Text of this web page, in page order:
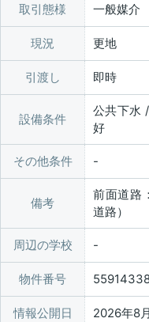
取引態様 一般媒介
現況 更地
引渡し 即時
設備条件
公共下水
好
その他条件
備考
前面道路
道路）
周辺の学校
物件番号
情報公開日 2026年8